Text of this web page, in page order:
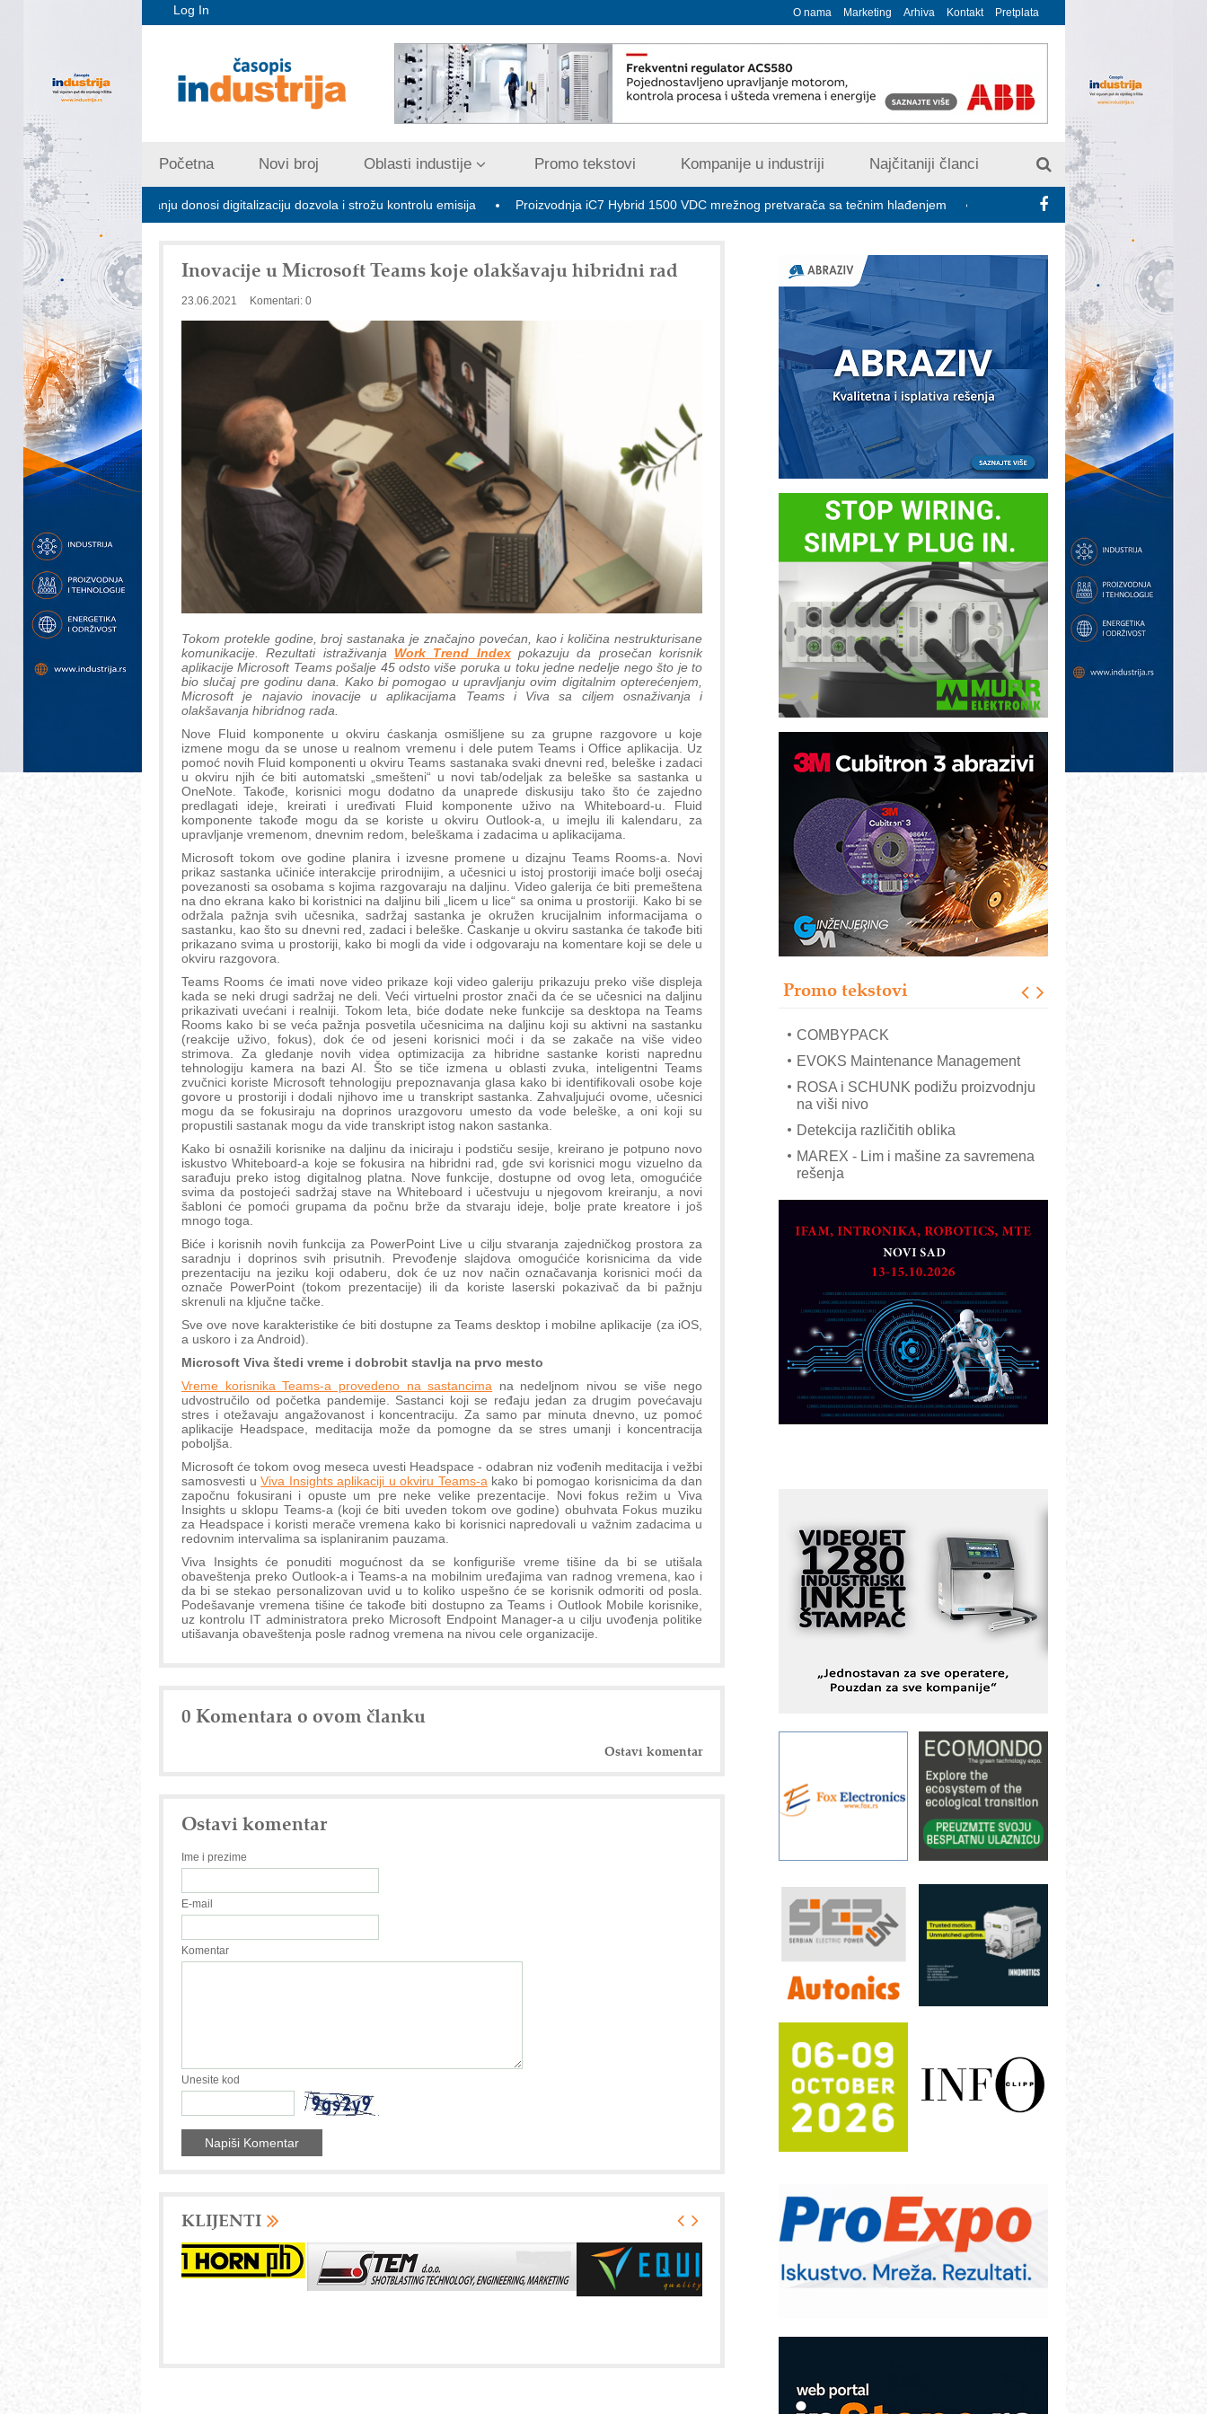
Log In O nama Marketing Arhiva Kontakt Pretplata
Početna Novi broj Oblasti industije Promo tekstovi Kompanije u industriji Najčitaniji članci
zagađivanju donosi digitalizaciju dozvola i strožu kontrolu emisija Proizvodnja iC7 Hybrid 1500 VDC mrežnog pretvarača sa tečnim hlađenjem Minimalac 2027: Sindikati traže veće povećanje
Inovacije u Microsoft Teams koje olakšavaju hibridni rad
23.06.2021 Komentari: 0
Tokom protekle godine, broj sastanaka je značajno povećan, kao i količina nestrukturisane
komunikacije. Rezultati istraživanja Work Trend Indexpokazuju da prosečan korisnik
aplikacije Microsoft Teams pošalje 45 odsto više poruka u toku jedne nedelje nego što je to
bio slučaj pre godinu dana. Kako bi pomogao u upravljanju ovim digitalnim opterećenjem,
Microsoft je najavio inovacije u aplikacijama Teams i Viva sa ciljem osnaživanja i
olakšavanja hibridnog rada.
Nove Fluid komponente u okviru ćaskanja osmišljene su za grupne razgovore u koje
izmene mogu da se unose u realnom vremenu i dele putem Teams i Office aplikacija. Uz
pomoć novih Fluid komponenti u okviru Teams sastanaka svaki dnevni red, beleške i zadaci
u okviru njih će biti automatski „smešteni“ u novi tab/odeljak za beleške sa sastanka u
OneNote. Takođe, korisnici mogu dodatno da unaprede diskusiju tako što će zajedno
predlagati ideje, kreirati i uređivati Fluid komponente uživo na Whiteboard-u. Fluid
komponente takođe mogu da se koriste u okviru Outlook-a, u imejlu ili kalendaru, za
upravljanje vremenom, dnevnim redom, beleškama i zadacima u aplikacijama.
Microsoft tokom ove godine planira i izvesne promene u dizajnu Teams Rooms-a. Novi
prikaz sastanka učiniće interakcije prirodnijim, a učesnici u istoj prostoriji imaće bolji osećaj
povezanosti sa osobama s kojima razgovaraju na daljinu. Video galerija će biti premeštena
na dno ekrana kako bi koristnici na daljinu bili „licem u lice“ sa onima u prostoriji. Kako bi se
održala pažnja svih učesnika, sadržaj sastanka je okružen krucijalnim informacijama o
sastanku, kao što su dnevni red, zadaci i beleške. Ćaskanje u okviru sastanka će takođe biti
prikazano svima u prostoriji, kako bi mogli da vide i odgovaraju na komentare koji se dele u
okviru razgovora.
Teams Rooms će imati nove video prikaze koji video galeriju prikazuju preko više displeja
kada se neki drugi sadržaj ne deli. Veći virtuelni prostor znači da će se učesnici na daljinu
prikazivati uvećani i realniji. Tokom leta, biće dodate neke funkcije sa desktopa na Teams
Rooms kako bi se veća pažnja posvetila učesnicima na daljinu koji su aktivni na sastanku
(reakcije uživo, fokus), dok će od jeseni korisnici moći i da se zakače na više video
strimova. Za gledanje novih videa optimizacija za hibridne sastanke koristi naprednu
tehnologiju kamera na bazi AI. Što se tiče izmena u oblasti zvuka, inteligentni Teams
zvučnici koriste Microsoft tehnologiju prepoznavanja glasa kako bi identifikovali osobe koje
govore u prostoriji i dodali njihovo ime u transkript sastanka. Zahvaljujući ovome, učesnici
mogu da se fokusiraju na doprinos urazgovoru umesto da vode beleške, a oni koji su
propustili sastanak mogu da vide transkript istog nakon sastanka.
Kako bi osnažili korisnike na daljinu da iniciraju i podstiču sesije, kreirano je potpuno novo
iskustvo Whiteboard-a koje se fokusira na hibridni rad, gde svi korisnici mogu vizuelno da
sarađuju preko istog digitalnog platna. Nove funkcije, dostupne od ovog leta, omogućiće
svima da postojeći sadržaj stave na Whiteboard i učestvuju u njegovom kreiranju, a novi
šabloni će pomoći grupama da počnu brže da stvaraju ideje, bolje prate kreatore i još
mnogo toga.
Biće i korisnih novih funkcija za PowerPoint Live u cilju stvaranja zajedničkog prostora za
saradnju i doprinos svih prisutnih. Prevođenje slajdova omogućiće korisnicima da vide
prezentaciju na jeziku koji odaberu, dok će uz nov način označavanja korisnici moći da
označe PowerPoint (tokom prezentacije) ili da koriste laserski pokazivač da bi pažnju
skrenuli na ključne tačke.
Sve ove nove karakteristike će biti dostupne za Teams desktop i mobilne aplikacije (za iOS,
a uskoro i za Android).
Microsoft Viva štedi vreme i dobrobit stavlja na prvo mesto
Vreme korisnika Teams-a provedeno na sastancima na nedeljnom nivou se više nego
udvostručilo od početka pandemije. Sastanci koji se ređaju jedan za drugim povećavaju
stres i otežavaju angažovanost i koncentraciju. Za samo par minuta dnevno, uz pomoć
aplikacije Headspace, meditacija može da pomogne da se stres umanji i koncentracija
poboljša.
Microsoft će tokom ovog meseca uvesti Headspace - odabran niz vođenih meditacija i vežbi
samosvesti uViva Insights aplikaciji u okviru Teams-akako bi pomogao korisnicima da dan
započnu fokusirani i opuste um pre neke velike prezentacije. Novi fokus režim u Viva
Insights u sklopu Teams-a (koji će biti uveden tokom ove godine) obuhvata Fokus muziku
za Headspace i koristi merače vremena kako bi korisnici napredovali u važnim zadacima u
redovnim intervalima sa isplaniranim pauzama.
Viva Insights će ponuditi mogućnost da se konfiguriše vreme tišine da bi se utišala
obaveštenja preko Outlook-a i Teams-a na mobilnim uređajima van radnog vremena, kao i
da bi se stekao personalizovan uvid u to koliko uspešno će se korisnik odmoriti od posla.
Podešavanje vremena tišine će takođe biti dostupno za Teams i Outlook Mobile korisnike,
uz kontrolu IT administratora preko Microsoft Endpoint Manager-a u cilju uvođenja politike
utišavanja obaveštenja posle radnog vremena na nivou cele organizacije.
0 Komentara o ovom članku
Ostavi komentar
Ostavi komentar
Ime i prezime
E-mail
Komentar
Unesite kod
KLIJENTI
Promo tekstovi
Bezbednost na prvom mestu!
IB BLUMENAUER - više od 40 godina
poverenja u industriji
RMQ-TITAN ADVANCED INDICATOR
– Pametna signalizacija za efikasnije
upravljanje mašinama
Sigurnije ispitivanje transformatora u
solarnim elektranama i vetroparkovima
Pranje točkova na gradilištu- standard
modernog i odgovornog građenja
mrežnog pretvarača sa tečnim
COMBYPACK
EVOKS Maintenance Management
ROSA i SCHUNK podižu proizvodnju
na viši nivo
Detekcija različitih oblika
MAREX - Lim i mašine za savremena
rešenja
Marcom-plast d.o.o.- vaš pouzdan
CTO - Prilagodite svoju toplinsku
PLC AKYTEC
AUKOM: Svetski standard metrologije
dostupan u Srbiji
MOTOMAN – NEXT-Robotika vođena
veštačkom inteligencijom
I.SAFE MOBILE revolucioniše
savremene industrijske i logističke
objekte
Alba d.o.o. – 35 godina preciznosti u
metrologiji i pametnim dozirnim
rešenjima
IBeRTIM - oprema za ispitivanje
STAUFF – Komponente koje
povećavaju pouzdanost hidrauličkih
YAMADA pumpe – japanska
pouzdanost u transferu fluida
Filtration Group Industrial – Napredna
rešenja za filtraciju u hidrauličkim i
procesnim sistemima
RILINEX kompanije Rittal
automatizaciju
Efikasno upravljanje energijom
Automatizacija pakovanja · Display
Potpuna efikasnost bez složenih
sistema
Trajna oznaka kao dugoročna korist
Bezbednost na prvom mestu!
IB BLUMENAUER - više od 40 godina
poverenja u industriji
RMQ-TITAN ADVANCED INDICATOR
upravljanje mašinama
solarnim elektranama i vetroparkovima
Pranje točkova na gradilištu- standard
modernog i odgovornog građenja
Proizvodnja iC7 Hybrid 1500 VDC
mrežnog pretvarača sa tečnim
ROSA i SCHUNK podižu proizvodnju
na viši nivo